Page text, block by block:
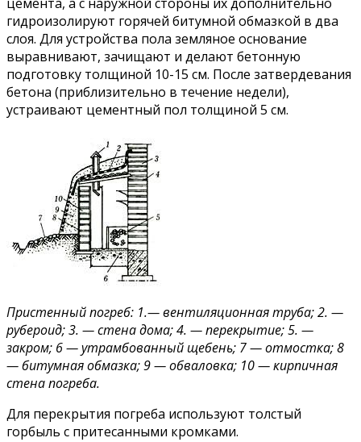
гидроизолируют горячей битумной обмазкой в два
слоя. Для устройства пола земляное основание
выравнивают, зачищают и делают бетонную
подготовку толщиной 10-15 см. После затвердевания
бетона (приблизительно в течение недели),
устраивают цементный пол толщиной 5 см.
Пристенный погреб: 1.— вентиляционная труба; 2. —
рубероид; 3. — стена дома; 4. — перекрытие; 5. —
закром; 6 — утрамбованный щебень; 7 — отмостка; 8
— битумная обмазка; 9 — обваловка; 10 — кирпичная
стена погреба.
Для перекрытия погреба используют толстый
горбыль с притесанными кромками.